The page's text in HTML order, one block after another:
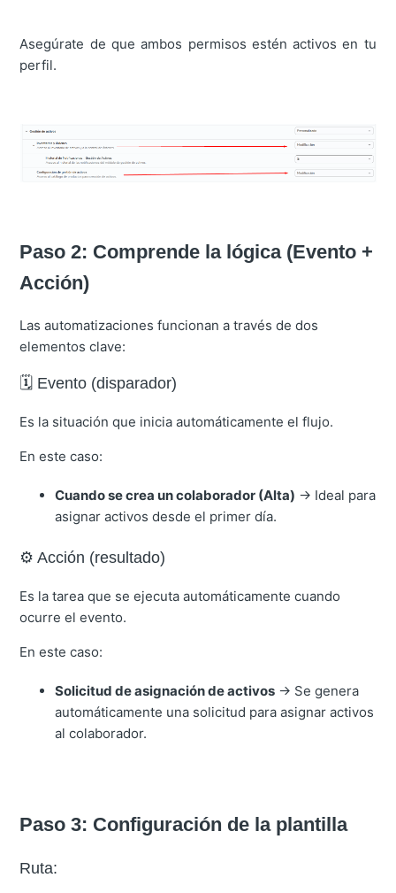
Asegúrate de que ambos permisos estén activos en tu
perfil.
Paso 2: Comprende la lógica (Evento +
Acción)
Las automatizaciones funcionan a través de dos
elementos clave:
🗓️ Evento (disparador)
Es la situación que inicia automáticamente el flujo.
En este caso:
Cuando se crea un colaborador (Alta) → Ideal para
asignar activos desde el primer día.
⚙️ Acción (resultado)
Es la tarea que se ejecuta automáticamente cuando
ocurre el evento.
En este caso:
Solicitud de asignación de activos → Se genera
automáticamente una solicitud para asignar activos
al colaborador.
Paso 3: Configuración de la plantilla
Ruta: